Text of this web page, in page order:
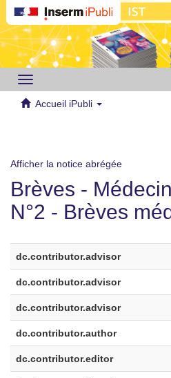
Toggle
navigation
Accueil iPubli
Afficher la notice abrégée
Brèves -
N°2 - Brèves
dc.contributor.advisor
dc.contributor.advisor
dc.contributor.advisor
dc.contributor.author
dc.contributor.editor